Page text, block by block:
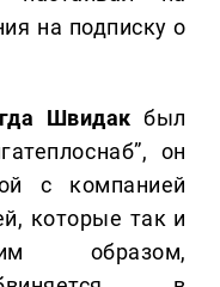
на подписку о
Швидакбыл
он
с компанией
которые так и
образом,